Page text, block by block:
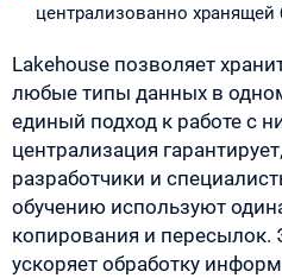
централизованно
Lakehouse позволяет
любые типы данных в
единый подход к работе с
централизация
разработчики и
обучению используют
копирования и пересылок.
ускоряет обработку